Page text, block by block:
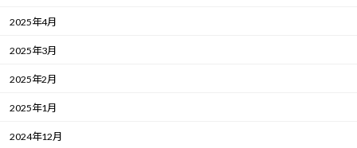
2025年4月
2025年3月
2025年2月
2025年1月
2024年12月